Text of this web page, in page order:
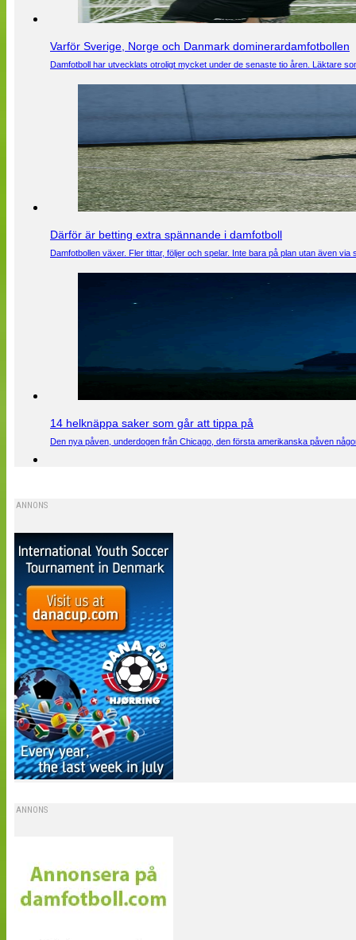
Varför Sverige, Norge och Danmark dominerardamfotbollen
Damfotboll har utvecklats otroligt mycket under de senaste tio åren. Läktare
Därför är betting extra spännande i damfotboll
Damfotbollen växer. Fler tittar, följer och spelar. Inte bara på plan utan även
14 helknäppa saker som går att tippa på
Den nya påven, underdogen från Chicago, den första amerikanska påven
ANNONS
ANNONS